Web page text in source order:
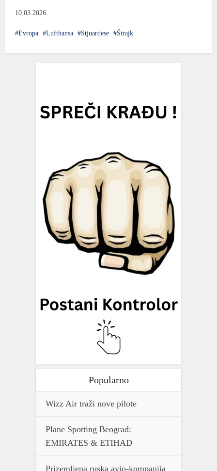
10.03.2026.
Evropa Lufthansa Stjuardese Štrajk
Popularno
Wizz Air traži nove pilote
Plane Spotting Beograd:
EMIRATES & ETIHAD
Prizemljena ruska avio-kompanija